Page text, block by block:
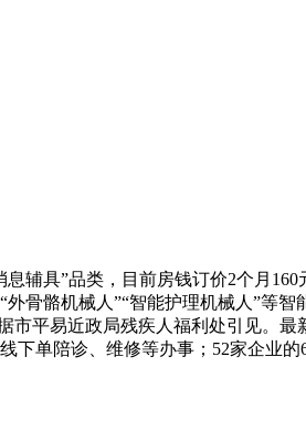
具”品类，目前房钱订价2个月160
骨骼机械人”“智能护理机械人”等
市平易近政局残疾人福利处引见。
单陪诊、维修等办事；52家企业